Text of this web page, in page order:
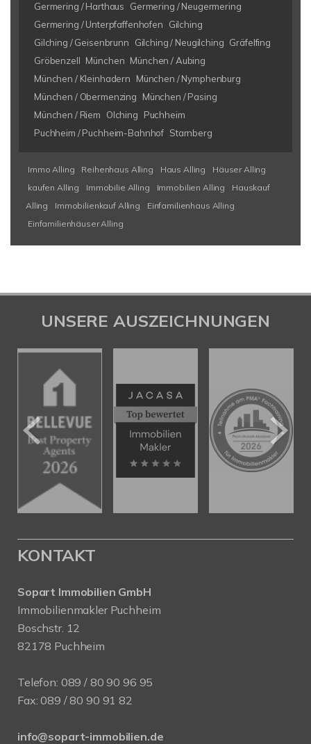
Germering / Harthaus
Germering / Neugermering
Germering / Unterpfaffenhofen
Gilching
Gilching / Geisenbrunn
Gilching / Neugilching Gräfelfing
Gröbenzell München München / Aubing
München / Kleinhadern
München / Nymphenburg
München / Obermenzing
München / Pasing
München / Riem
Olching
Puchheim
Puchheim / Puchheim-Bahnhof Starnberg
Immo Alling Reihenhaus Alling Haus Alling
Häuser Alling
kaufen Alling
Immobilie Alling Immobilien Alling
Hauskauf
Alling
Immobilienkauf Alling
Einfamilienhaus Alling
Einfamilienhäuser Alling
UNSERE AUSZEICHNUNGEN
KONTAKT
Sopart Immobilien GmbH
Immobilienmakler Puchheim
Boschstr. 12
82178 Puchheim
Telefon: 089 / 80 90 96 95
Fax: 089 / 80 90 91 82
info@sopart-immobilien.de